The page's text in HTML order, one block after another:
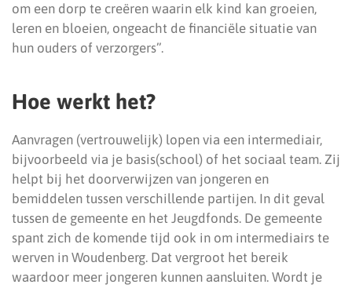
om een dorp te creëren waarin elk kind kan groeien,
leren en bloeien, ongeacht de financiële situatie van
hun ouders of verzorgers”.
Hoe werkt het?
Aanvragen (vertrouwelijk) lopen via een intermediair,
bijvoorbeeld via je basis(school) of het sociaal team. Zij
helpt bij het doorverwijzen van jongeren en
bemiddelen tussen verschillende partijen. In dit geval
tussen de gemeente en het Jeugdfonds. De gemeente
spant zich de komende tijd ook in om intermediairs te
werven in Woudenberg. Dat vergroot het bereik
waardoor meer jongeren kunnen aansluiten. Wordt je